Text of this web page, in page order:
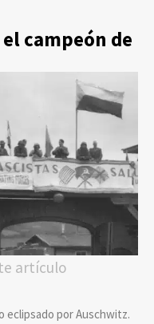
campeón de
artículo
eclipsado por Auschwitz.